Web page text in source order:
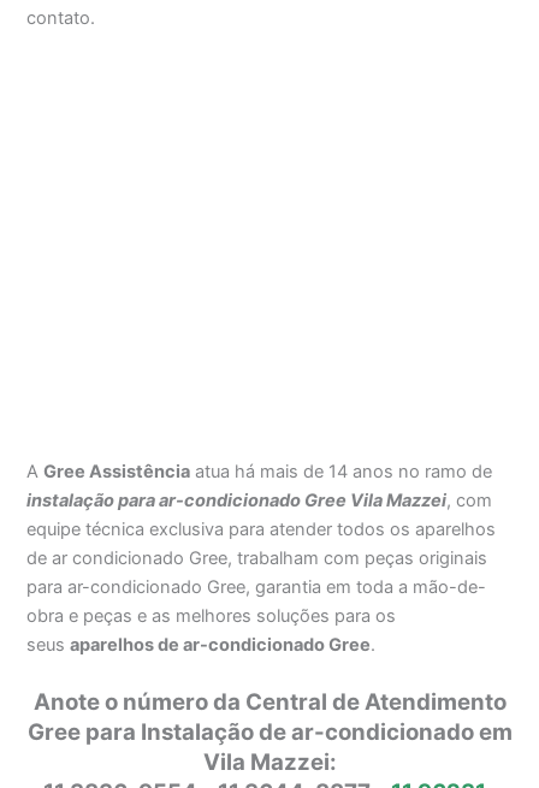
contato.
AGree Assistência atua há mais de 14 anos no ramo de
instalação para ar-condicionado Gree Vila Mazzei, com
equipe técnica exclusiva para atender todos os aparelhos
de ar condicionado Gree, trabalham com peças originais
para ar-condicionado Gree, garantia em toda a mão-de-
obra e peças e as melhores soluções para os
seusaparelhos de ar-condicionado Gree.
Anote o número da Central de Atendimento
Gree para Instalação de ar-condicionado em
Vila Mazzei: